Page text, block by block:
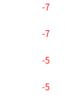
-7
-7
-5
-5